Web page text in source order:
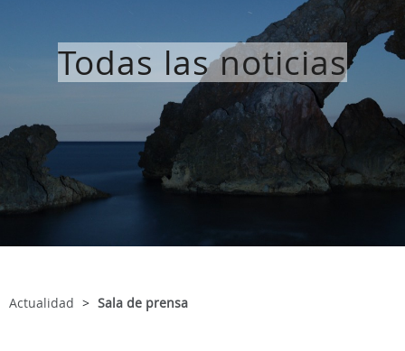
Todas las noticias
Actualidad Sala de prensa